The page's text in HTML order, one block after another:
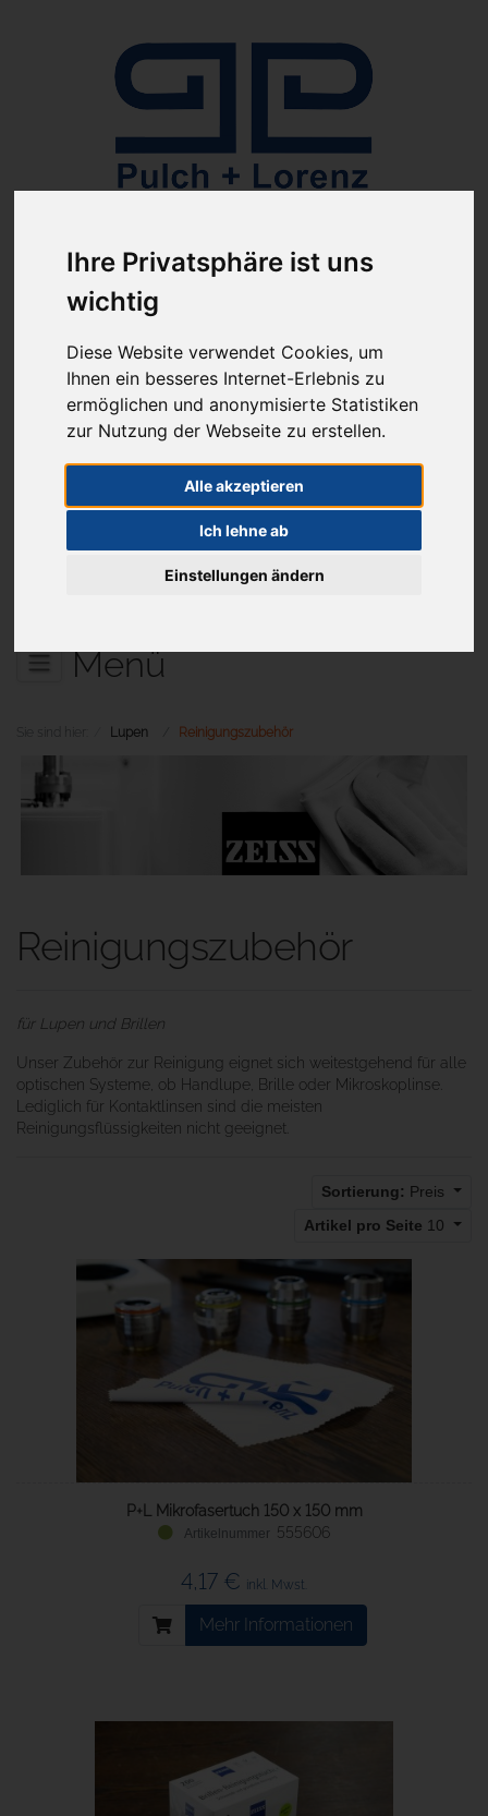
Ihre Privatsphäre ist uns
wichtig
Diese Website verwendet Cookies, um
Ihnen ein besseres Internet-Erlebnis zu
ermöglichen und anonymisierte Statistiken
zur Nutzung der Webseite zu erstellen.
Alle akzeptieren
Ich lehne ab
Einstellungen ändern
ab 100€ versandkostenfrei
Sie haben Fragen?
Menü
Sie sind hier: Lupen Reinigungszubehör
Reinigungszubehör
für Lupen und Brillen
Unser Zubehör zur Reinigung eignet sich weitestgehend für alle
optischen Systeme, ob Handlupe, Brille oder Mikroskoplinse.
Lediglich für Kontaktlinsen sind die meisten
Reinigungsflüssigkeiten nicht geeignet.
Sortierung: Preis
Artikel pro Seite 10
P+L Mikrofasertuch 150 x 150 mm
555606
4,17 € inkl. Mwst.
Mehr Informationen